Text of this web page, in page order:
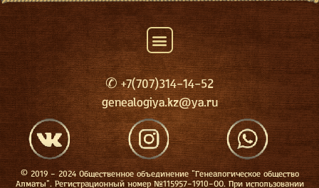
Menu
✆ +7(707)314-14-52
genealogiya.kz@ya.ru
© 2019 - 2024 Общественное объединение "Генеалогическое общество
Алматы". Регистрационный номер №115957-1910-ОО. При использовании